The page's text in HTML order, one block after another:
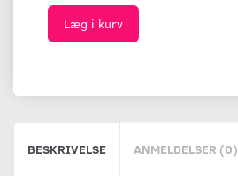
Læg i kurv
BESKRIVELSE ANMELDELSER (0)